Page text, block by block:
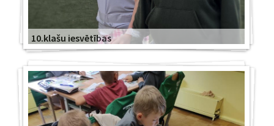
10.klašu iesvētības